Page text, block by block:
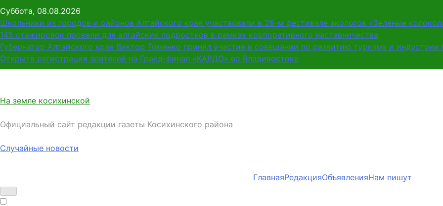
Перейти
к
содержимому
Суббота, 08.08.2026
Школьники из городов и районов Алтайского края участвовали в 26-м фестивале экологов «Зеленые
145 стажировок провели для алтайских подростков в рамках корпоративного наставничества
Губернатор Алтайского края Виктор Томенко принял участие в совещании по развитию туризма и
Открыта регистрация зрителей на Гранд-финал «КАРДО» во Владивостоке
На земле косихинской
Официальный сайт редакции газеты Косихинского района
Случайные новости
ГлавнаяРедакцияОбъявленияНам пишут